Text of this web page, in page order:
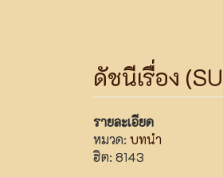
ดัชนีเรื่อง
รายละเอียด
หมวด: บทนำ
ฮิต: 8143